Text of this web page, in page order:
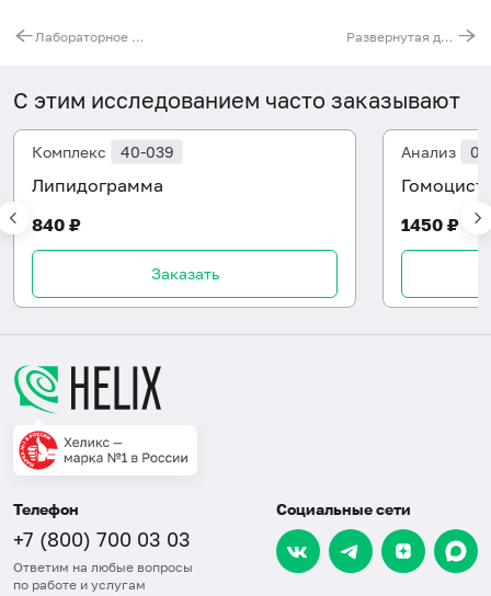
Лабораторное обследование почек Развернутая диагностика сахарного диабета
С этим исследованием часто заказывают
Комплекс 40-039
Липидограмма
840 ₽
Заказать
Анализ
1450 ₽
Телефон
+7 (800) 700 03 03
Ответим на любые вопросы
по работе и услугам
Социальные сети